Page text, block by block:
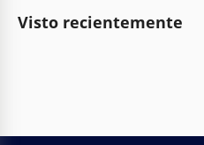
Visto recientemente